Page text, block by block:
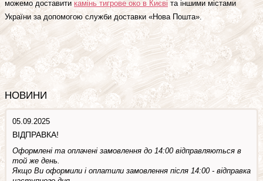
можемо доставити камінь тигрове око в Києві та іншими містами
України за допомогою служби доставки «Нова Пошта».
НОВИНИ
05.09.2025
ВІДПРАВКА!
Оформлені та оплачені замовлення до 14:00 відправляються в
той же день.
Якщо Ви оформили і оплатили замовлення після 14:00 - відправка